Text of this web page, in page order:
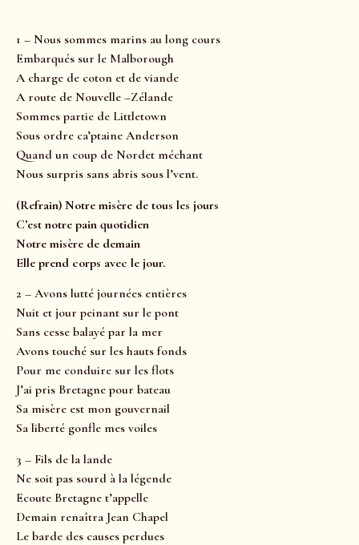
1 – Nous sommes marins au long cours
Embarqués sur le Malborough
A charge de coton et de viande
A route de Nouvelle –Zélande
Sommes partie de Littletown
Sous ordre ca’ptaine Anderson
Quand un coup de Nordet méchant
Nous surpris sans abris sous l’vent.
(Refrain) Notre misère de tous les jours
C’est notre pain quotidien
Notre misère de demain
Elle prend corps avec le jour.
2 – Avons lutté journées entières
Nuit et jour peinant sur le pont
Sans cesse balayé par la mer
Avons touché sur les hauts fonds
Pour me conduire sur les flots
J’ai pris Bretagne pour bateau
Sa misère est mon gouvernail
Sa liberté gonfle mes voiles
3 – Fils de la lande
Ne soit pas sourd à la légende
Ecoute Bretagne t’appelle
Demain renaîtra Jean Chapel
Le barde des causes perdues